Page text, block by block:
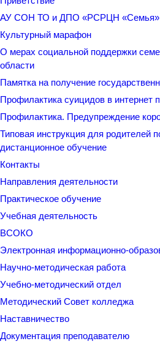
АУ СОН ТО и ДПО «РСРЦН «Семья»
Культурный марафон
О мерах социальной поддержки
области
Памятка на получение
Профилактика суицидов в интернет
Профилактика. Предупреждение
Типовая инструкция для родителей
дистанционное обучение
Контакты
Направления деятельности
Практическое обучение
Учебная деятельность
ВСОКО
Электронная информационно-
Научно-методическая работа
Учебно-методический отдел
Методический Совет колледжа
Наставничество
Документация преподавателю